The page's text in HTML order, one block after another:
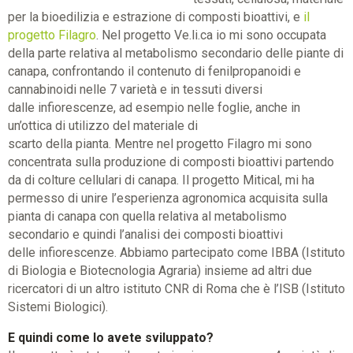
per la bioedilizia e estrazione di composti bioattivi, e il
progetto Filagro. Nel progetto Ve.li.ca io mi sono occupata
della parte relativa al metabolismo secondario delle piante di
canapa, confrontando il contenuto di fenilpropanoidi e
cannabinoidi nelle 7 varietà e in tessuti diversi
dalle infiorescenze, ad esempio nelle foglie, anche in
un’ottica di utilizzo del materiale di
scarto della pianta. Mentre nel progetto Filagro mi sono
concentrata sulla produzione di composti bioattivi partendo
da di colture cellulari di canapa. Il progetto Mitical, mi ha
permesso di unire l’esperienza agronomica acquisita sulla
pianta di canapa con quella relativa al metabolismo
secondario e quindi l’analisi dei composti bioattivi
delle infiorescenze. Abbiamo partecipato come IBBA (Istituto
di Biologia e Biotecnologia Agraria) insieme ad altri due
ricercatori di un altro istituto CNR di Roma che è l’ISB (Istituto
Sistemi Biologici).
E quindi come lo avete sviluppato?